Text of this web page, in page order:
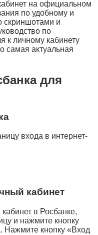
на официальном
по удобному и
скриншотами и
по
к личному кабинету
самая актуальная
для
входа в интернет-
кабинет
в Росбанке,
и нажмите кнопку
Нажмите кнопку «Вход